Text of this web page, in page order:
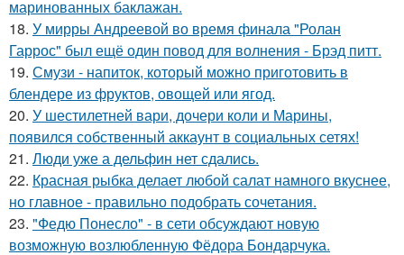
маринованных баклажан.
18. У мирры Андреевой во время финала "Ролан
Гаррос" был ещё один повод для волнения - Брэд питт.
19. Смузи - напиток, который можно приготовить в
блендере из фруктов, овощей или ягод.
20. У шестилетней вари, дочери коли и Марины,
появился собственный аккаунт в социальных сетях!
21. Люди уже а дельфин нет сдались.
22. Красная рыбка делает любой салат намного вкуснее,
но главное - правильно подобрать сочетания.
23. "Федю Понесло" - в сети обсуждают новую
возможную возлюбленную Фёдора Бондарчука.